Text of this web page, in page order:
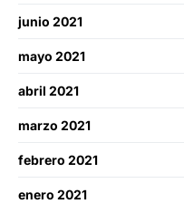
junio 2021
mayo 2021
abril 2021
marzo 2021
febrero 2021
enero 2021